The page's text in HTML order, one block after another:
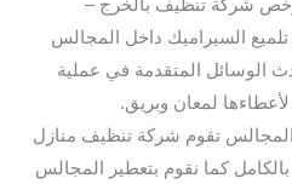
شركة تنظيف بالخرج –
السيراميك داخل المجالس
الوسائل المتقدمة في عملية
لمعان وبريق.
المجالس تقوم شركة تنظيف منازل
كما نقوم بتعطير المجالس